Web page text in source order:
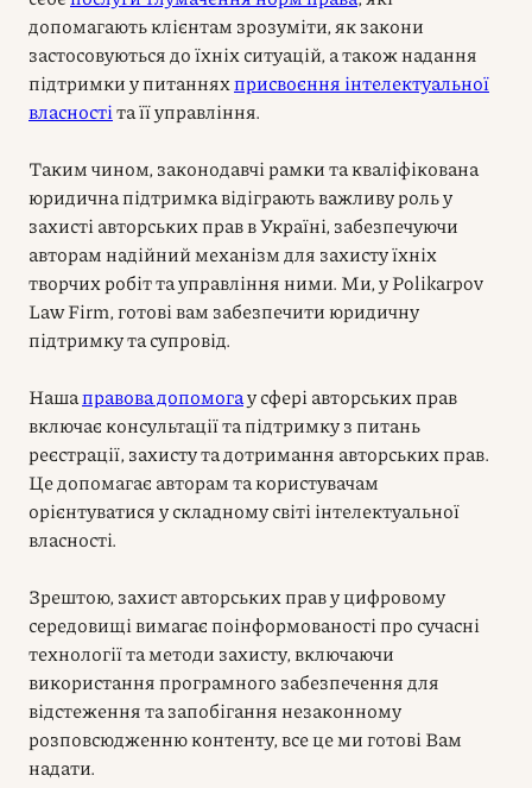
допомагають клієнтам зрозуміти, як закони
застосовуються до їхніх ситуацій, а також надання
підтримки у питанняхприсвоєння інтелектуальної
власностіта її управління.
Таким чином, законодавчі рамки та кваліфікована
юридична підтримка відіграють важливу роль у
захисті авторських прав в Україні, забезпечуючи
авторам надійний механізм для захисту їхніх
творчих робіт та управління ними. Ми, у Polikarpov
Law Firm, готові вам забезпечити юридичну
підтримку та супровід.
Нашаправова допомогау сфері авторських прав
включає консультації та підтримку з питань
реєстрації, захисту та дотримання авторських прав.
Це допомагає авторам та користувачам
орієнтуватися у складному світі інтелектуальної
власності.
Зрештою, захист авторських прав у цифровому
середовищі вимагає поінформованості про сучасні
технології та методи захисту, включаючи
використання програмного забезпечення для
відстеження та запобігання незаконному
розповсюдженню контенту, все це ми готові Вам
надати.